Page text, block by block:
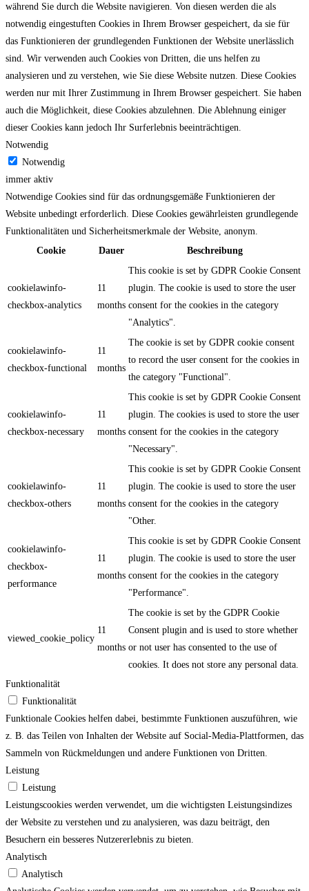
während Sie durch die Website navigieren. Von diesen werden die als
notwendig eingestuften Cookies in Ihrem Browser gespeichert, da sie für
das Funktionieren der grundlegenden Funktionen der Website unerlässlich
sind. Wir verwenden auch Cookies von Dritten, die uns helfen zu
analysieren und zu verstehen, wie Sie diese Website nutzen. Diese Cookies
werden nur mit Ihrer Zustimmung in Ihrem Browser gespeichert. Sie haben
auch die Möglichkeit, diese Cookies abzulehnen. Die Ablehnung einiger
dieser Cookies kann jedoch Ihr Surferlebnis beeinträchtigen.
Notwendig
Notwendig
immer aktiv
Notwendige Cookies sind für das ordnungsgemäße Funktionieren der
Website unbedingt erforderlich. Diese Cookies gewährleisten grundlegende
Funktionalitäten und Sicherheitsmerkmale der Website, anonym.
Cookie
Dauer Beschreibung
cookielawinfo-
checkbox-analytics
11
months
This cookie is set by GDPR Cookie Consent
plugin. The cookie is used to store the user
consent for the cookies in the category
"Analytics".
cookielawinfo-
checkbox-functional
11
months
The cookie is set by GDPR cookie consent
to record the user consent for the cookies in
the category "Functional".
cookielawinfo-
checkbox-necessary
11
months
This cookie is set by GDPR Cookie Consent
plugin. The cookies is used to store the user
consent for the cookies in the category
"Necessary".
cookielawinfo-
checkbox-others
11
months
This cookie is set by GDPR Cookie Consent
plugin. The cookie is used to store the user
consent for the cookies in the category
"Other.
cookielawinfo-
checkbox-
performance
11
months
This cookie is set by GDPR Cookie Consent
plugin. The cookie is used to store the user
consent for the cookies in the category
"Performance".
viewed_cookie_policy
11
months
The cookie is set by the GDPR Cookie
Consent plugin and is used to store whether
or not user has consented to the use of
cookies. It does not store any personal data.
Funktionalität
Funktionalität
Funktionale Cookies helfen dabei, bestimmte Funktionen auszuführen, wie
z. B. das Teilen von Inhalten der Website auf Social-Media-Plattformen, das
Sammeln von Rückmeldungen und andere Funktionen von Dritten.
Leistung
Leistung
Leistungscookies werden verwendet, um die wichtigsten Leistungsindizes
der Website zu verstehen und zu analysieren, was dazu beiträgt, den
Besuchern ein besseres Nutzererlebnis zu bieten.
Analytisch
Analytisch